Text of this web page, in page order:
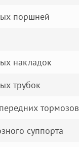
поршней
накладок
трубок
тормозов
суппорта